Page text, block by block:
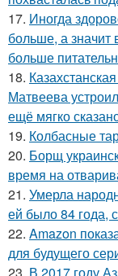
17. Иногда
больше, а значит
больше
18.
Матвеева
ещё мягко
19. Колбасные
20. Борщ
время на
21. Умерла
ей было 84 года,
22. Amazon
для будущего